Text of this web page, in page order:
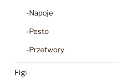
-Napoje
-Pesto
-Przetwory
Figi